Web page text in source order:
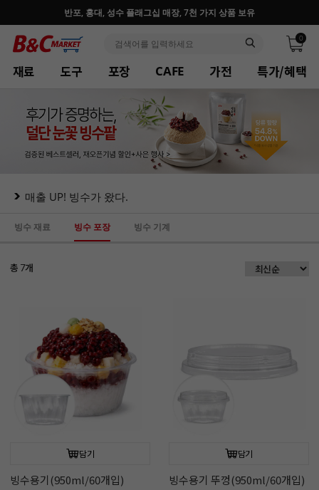
반포, 홍대, 성수 플래그십 매장, 7천 가지 상품 보유
0
재료 도구 포장 CAFE 가전 특가/혜택
매출 UP! 빙수가 왔다.
빙수 재료 빙수 포장 빙수 기계
총 7개
담기
빙수용기(950ml/60개입)
담기
빙수용기 뚜껑(950ml/60개입)